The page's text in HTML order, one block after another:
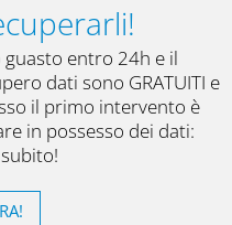
entro 24h e il
dati sono GRATUITI e
il primo intervento è
in possesso dei dati: